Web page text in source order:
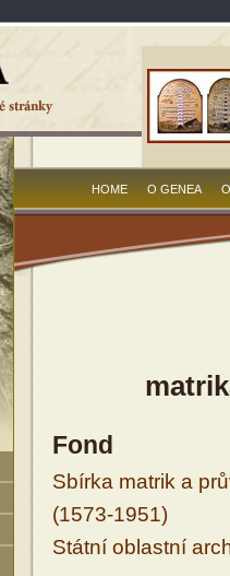
HOME O GENEA
Fond
Sbírka matrik a
(1573-1951)
Státní oblastní